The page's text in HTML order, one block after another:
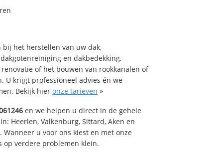
bij het herstellen van uw dak,
en dakbedekking,
of het bouwen van rookkanalen of
U krijgt professioneel advies én we
Bekijk hier onze tarieven »
en we helpen u direct in de gehele
Heerlen, Valkenburg, Sittard, Aken en
u voor ons kiest en met onze
op verdere problemen klein.